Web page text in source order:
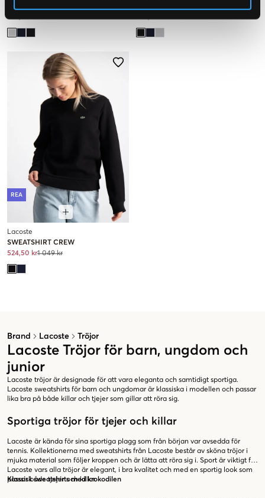
Brand Lacoste Tröjor
Lacoste Tröjor för barn, ungdom och
junior
Lacoste tröjor är designade för att vara eleganta och samtidigt sportiga.
Lacoste sweatshirts för barn och ungdomar är klassiska i modellen och passar
lika bra på både killar och tjejer som gillar att röra sig.
Sportiga tröjor för tjejer och killar
Lacoste är kända för sina sportiga plagg som från början var avsedda för
tennis. Kollektionerna med sweatshirts från Lacoste består av sköna tröjor i
mjuka material som följer kroppen och är lätta att röra sig i. Sport är viktigt för
Lacoste vars alla tröjor är elegant, i bra kvalitet och med en sportig look som
passar både tjejer och killar.
Klassisk sweatshirts med krokodilen
SWEATSHIRT CREW
524,50 kr
REA
Lacoste
SWEATSHIRT CREW
524,50 kr1 049 kr